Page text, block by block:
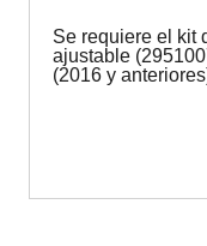
Se requiere el kit
ajustable
(2016 y